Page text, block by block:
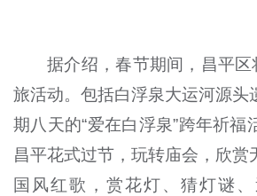
据介绍，春节期间，昌平
旅活动。包括白浮泉大运河源头
期八天的“爱在白浮泉”跨年祈福
昌平花式过节，玩转庙会，欣赏
国风红歌，赏花灯、猜灯谜